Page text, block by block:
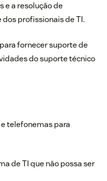
e a resolução de
profissionais de TI.
fornecer suporte de
do suporte técnico
telefonemas para
de TI que não possa ser